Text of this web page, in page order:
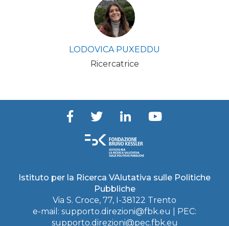
LODOVICA PUXEDDU
Ricercatrice
Istituto per la Ricerca VAlutativa sulle Politiche
Pubbliche
Via S. Croce, 77, I-38122 Trento
e-mail: supporto.direzioni@fbk.eu
| PEC:
supporto.direzioni@pec.fbk.eu